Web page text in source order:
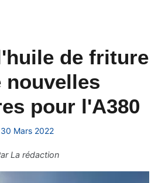
de friture
nouvelles
pour l'A380
30 Mars 2022
La rédaction